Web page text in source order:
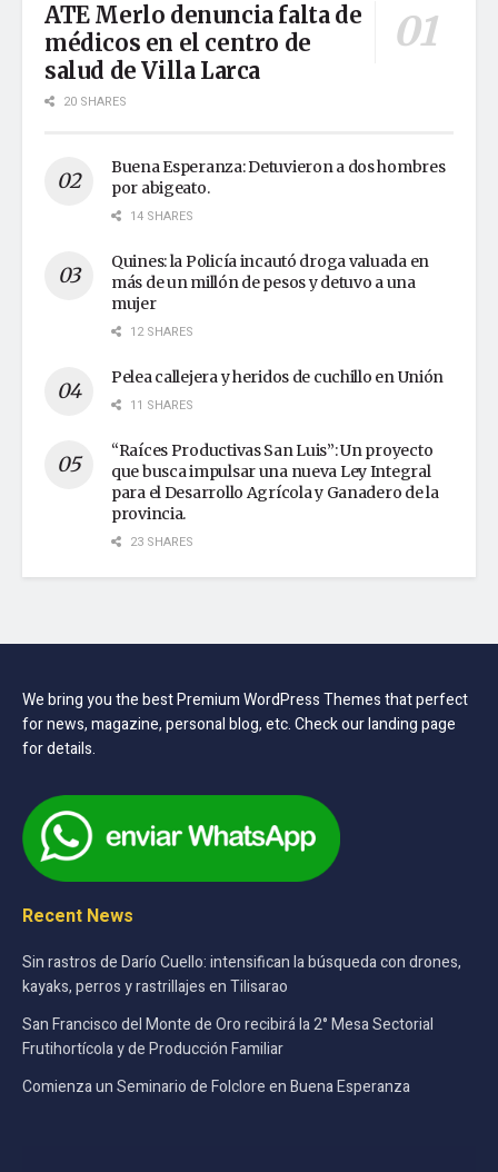
ATE Merlo denuncia falta de
médicos en el centro de
salud de Villa Larca
20 SHARES
Buena Esperanza: Detuvieron a dos hombres
por abigeato.
14 SHARES
Quines: la Policía incautó droga valuada en
más de un millón de pesos y detuvo a una
mujer
12 SHARES
Pelea callejera y heridos de cuchillo en Unión
11 SHARES
“Raíces Productivas San Luis”: Un proyecto
que busca impulsar una nueva Ley Integral
para el Desarrollo Agrícola y Ganadero de la
provincia.
23 SHARES
We bring you the best Premium WordPress Themes that perfect
for news, magazine, personal blog, etc. Check our landing page
for details.
Recent News
Sin rastros de Darío Cuello: intensifican la búsqueda con drones,
kayaks, perros y rastrillajes en Tilisarao
San Francisco del Monte de Oro recibirá la 2° Mesa Sectorial
Frutihortícola y de Producción Familiar
Comienza un Seminario de Folclore en Buena Esperanza